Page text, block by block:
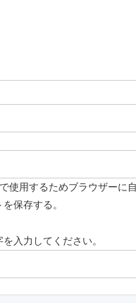
使用するためブラウザーに
保存する。
入力してください。